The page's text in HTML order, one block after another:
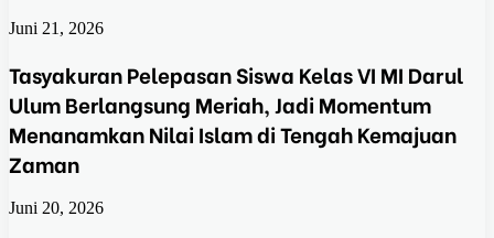
Juni 21, 2026
Tasyakuran Pelepasan Siswa Kelas VI MI Darul
Ulum Berlangsung Meriah, Jadi Momentum
Menanamkan Nilai Islam di Tengah Kemajuan
Zaman
Juni 20, 2026